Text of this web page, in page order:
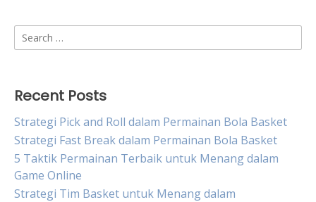
Search
for:
Recent Posts
Strategi Pick and Roll dalam Permainan Bola Basket
Strategi Fast Break dalam Permainan Bola Basket
5 Taktik Permainan Terbaik untuk Menang dalam
Game Online
Strategi Tim Basket untuk Menang dalam